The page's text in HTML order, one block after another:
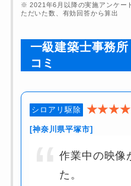
※ 2021年6月以降の実施アンケー
ただいた数、有効回答から算出
一級建築士事務
コミ
シロアリ駆除
[神奈川県平塚市]
作業中の映像
た。